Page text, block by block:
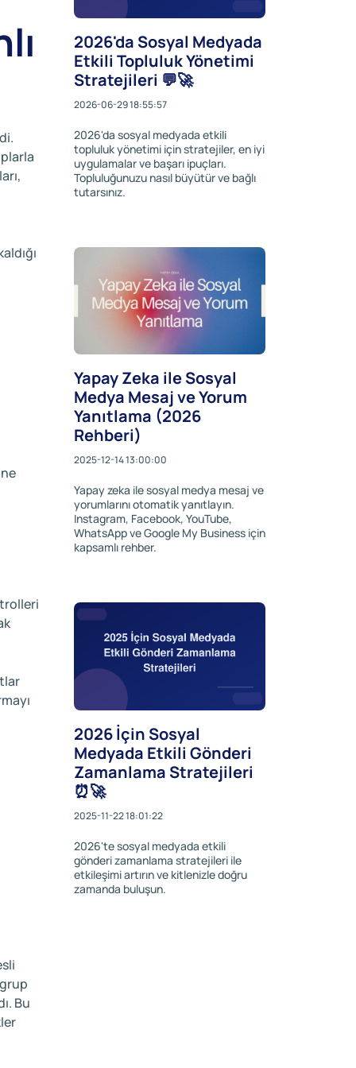
Bu
2026'da Sosyal Medyada
Etkili Topluluk Yönetimi
Stratejileri 💬🚀
2026-06-29 18:55:57
2026'da sosyal medyada etkili
topluluk yönetimi için stratejiler, en iyi
uygulamalar ve başarı ipuçları.
Topluluğunuzu nasıl büyütür ve bağlı
tutarsınız.
Yapay Zeka ile Sosyal
Medya Mesaj ve Yorum
Yanıtlama (2026
Rehberi)
2025-12-14 13:00:00
Yapay zeka ile sosyal medya mesaj ve
yorumlarını otomatik yanıtlayın.
Instagram, Facebook, YouTube,
WhatsApp ve Google My Business için
kapsamlı rehber.
2026 İçin Sosyal
Medyada Etkili Gönderi
Zamanlama Stratejileri
⏰🚀
2025-11-22 18:01:22
2026'te sosyal medyada etkili
gönderi zamanlama stratejileri ile
etkileşimi artırın ve kitlenizle doğru
zamanda buluşun.